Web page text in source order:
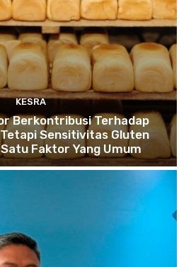
KESRA
Berkontribusi Terhadap
Sensitivitas Gluten
Faktor Yang Umum